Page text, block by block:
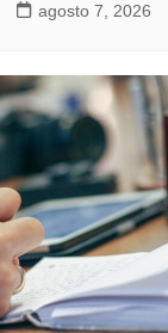
agosto 7, 2026